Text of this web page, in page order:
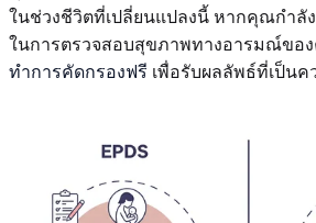
ในช่วงชีวิตที่เปลี่ยนแปลงนี้ หากคุณกำลั
ในการตรวจสอบสุขภาพทางอารมณ์ขอ
ทำการคัดกรองฟรี เพื่อรับผลลัพธ์ที่เป็น